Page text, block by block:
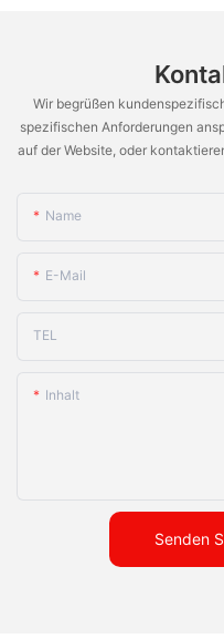
Wir begrüßen
spezifischen Anforderungen
auf der Website, oder
Name
E-Mail
TEL
Inhalt
Senden